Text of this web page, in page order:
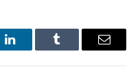
LinkedInTumblr Email